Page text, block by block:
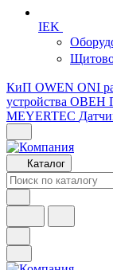
IEK
КиП OWEN ONI
устройства ОВЕН
MEYERTEC
Каталог